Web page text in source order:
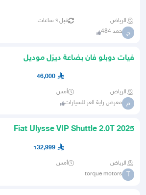
الرياض قبل ٩ ساعات
ح حمد 484
فيات دوبلو فان بضاعة ديزل موديل
46,000
الرياض أمس
م معرض راية العز للسيارات
2025 Fiat Ulysse VIP Shuttle 2.0T
132,999
الرياض أمس
T
torque motors